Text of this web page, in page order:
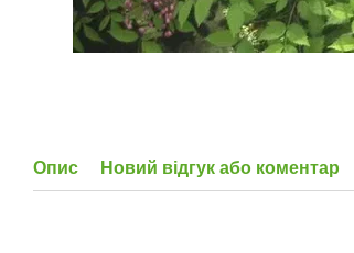
Опис Новий відгук або коментар